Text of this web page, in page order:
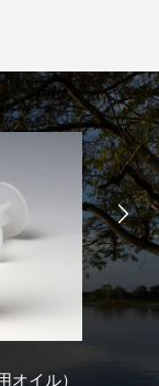
オイル）